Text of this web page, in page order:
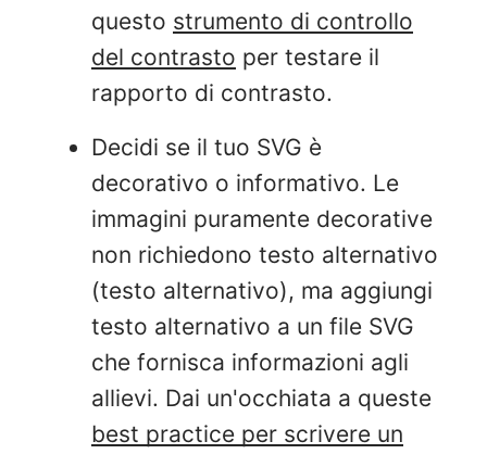
questo strumento di controllo
del contrasto per testare il
rapporto di contrasto.
Decidi se il tuo SVG è
decorativo o informativo. Le
immagini puramente decorative
non richiedono testo alternativo
(testo alternativo), ma aggiungi
testo alternativo a un file SVG
che fornisca informazioni agli
allievi. Dai un'occhiata a queste
best practice per scrivere un